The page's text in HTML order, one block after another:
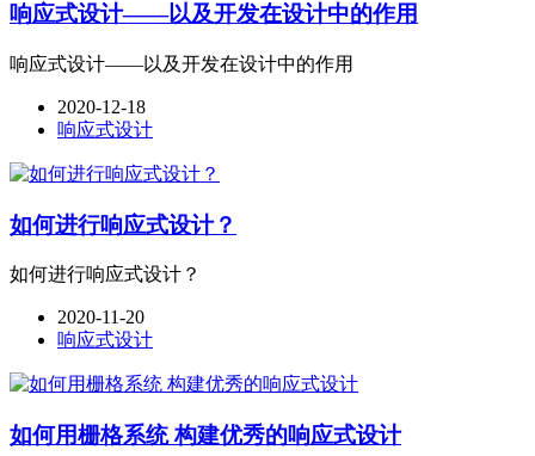
响应式设计——以及开发在设计中的作用
响应式设计——以及开发在设计中的作用
2020-12-18
响应式设计
如何进行响应式设计？
如何进行响应式设计？
2020-11-20
响应式设计
如何用栅格系统 构建优秀的响应式设计